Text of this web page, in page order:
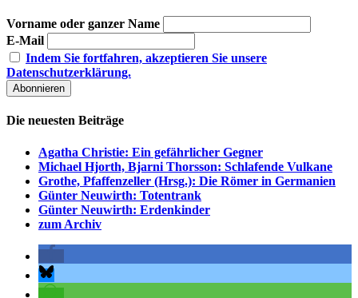
Vorname oder ganzer Name
E-Mail
Indem Sie fortfahren, akzeptieren Sie unsere
Datenschutzerklärung.
Die neuesten Beiträge
Agatha Christie: Ein gefährlicher Gegner
Michael Hjorth, Bjarni Thorsson: Schlafende Vulkane
Grothe, Pfaffenzeller (Hrsg.): Die Römer in Germanien
Günter Neuwirth: Totentrank
Günter Neuwirth: Erdenkinder
zum Archiv